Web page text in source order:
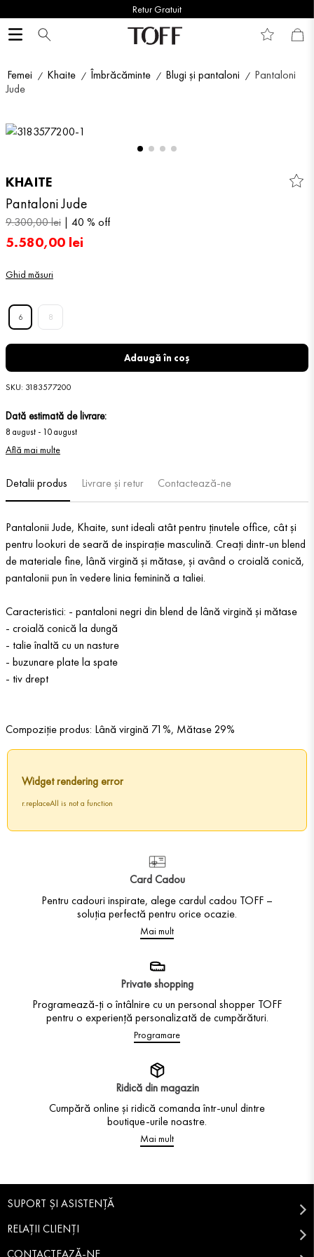
Retur Gratuit
Femei Khaite Îmbrăcăminte Blugi și pantaloni
Pantaloni
Jude
KHAITE
Pantaloni Jude
9.300,00lei 40 % off
5.580,00 lei
Ghid măsuri
6 8
Adaugă în coș
SKU: 3183577200
Dată estimată de livrare:
8 august - 10 august
Află mai multe
Detalii produs Livrare și retur Contactează-ne
Pantalonii Jude, Khaite, sunt ideali atât pentru ținutele office, cât și
pentru lookuri de seară de inspirație masculină. Creați dintr-un blend
de materiale fine, lână virgină și mătase, și având o croială conică,
pantalonii pun în vedere linia feminină a taliei.
Caracteristici: - pantaloni negri din blend de lână virgină și mătase
- croială conică la dungă
- talie înaltă cu un nasture
- buzunare plate la spate
- tiv drept
Compoziție produs: Lână virgină 71%, Mătase 29%
Widget rendering error
r.replaceAll is not a function
Card Cadou
Pentru cadouri inspirate, alege cardul cadou TOFF –
soluția perfectă pentru orice ocazie.
Mai mult
Private shopping
Programează-ți o întâlnire cu un personal shopper TOFF
pentru o experiență personalizată de cumpărături.
Programare
Ridică din magazin
Cumpără online și ridică comanda într-unul dintre
boutique-urile noastre.
Mai mult
SUPORT ȘI ASISTENȚĂ
RELAȚII CLIENȚI
CONTACTEAZĂ-NE